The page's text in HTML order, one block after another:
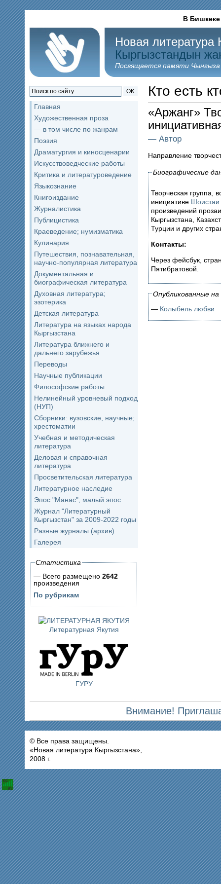
В Бишкеке
Новая литература
Кыргызстандын
Посвящается памяти
OK
Главная
Художественная проза
— в том числе по жанрам
Поэзия
Драматургия и киносценарии
Искусствоведческие работы
Критика и литературоведение
Языкознание
Книгоиздание
Журналистика
Публицистика
Краеведение; нумизматика
Кулинария
Путешествия, познавательная,
научно-популярная литература
Документальная и
биографическая литература
Духовная литература;
эзотерика
Детская литература
Литература на языках народа
Кыргызстана
Литература ближнего и
дальнего зарубежья
Переводы
Научные публикации
Философские работы
Нелинейный уровневый подход
(НУП)
Сборники: вузовские, научные;
хрестоматии
Учебная и методическая
литература
Деловая и справочная
литература
Просветительская литература
Литературное наследие
Эпос "Манас"; малый эпос
Журнал "Литературный
Кыргызстан" за 2009-2022 годы
Разные журналы (архив)
Галерея
Статистика
— Всего размещено 2642
произведения
По рубрикам
Литературная Якутия
ГУРУ
Кто есть
«Аржанг»
— Автор
Направление
Биографические
Творческая группа,
инициативе
произведений
Кыргызстана,
Турции и других
Контакты:
Через фейсбук,
Пятибратовой.
Опубликованные
— Колыбель любви
Внимание!
© Все права защищены.
«Новая литература Кыргызстана»,
2008 г.